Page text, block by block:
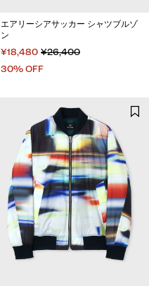
エアリーシアサッカー シャツブルゾ
ン
¥18,480 ¥26,400
30% OFF